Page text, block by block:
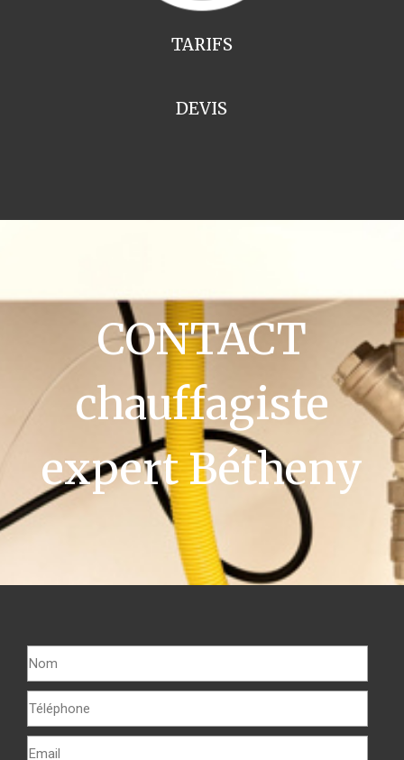
TARIFS
DEVIS
CONTACT
chauffagiste
expert Bétheny